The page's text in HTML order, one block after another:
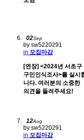
02Sep
by sw5220291
in 모집마감
[연장] <2024년 서초구
구민인식조사>를 실시
니다. 여러분의 소중한
의견을 들려주세요!
12Aug
by sw5220291
in 모집마감